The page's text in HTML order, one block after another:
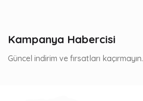
Kampanya Habercisi
Güncel indirim ve fırsatları kaçırmayın.